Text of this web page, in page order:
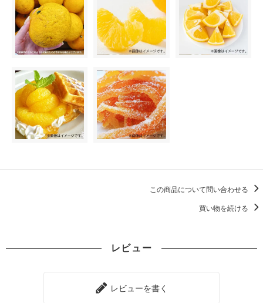
この商品について問い合わせる
買い物を続ける
レビュー
レビューを書く